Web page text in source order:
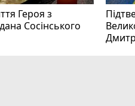
Героя з
Сосінського